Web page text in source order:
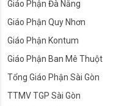
Giáo Phận Đà Nẵng
Giáo Phận Quy Nhơn
Giáo Phận Kontum
Giáo Phận Ban Mê Thuột
Tổng Giáo Phận Sài Gòn
TTMV TGP Sài Gòn